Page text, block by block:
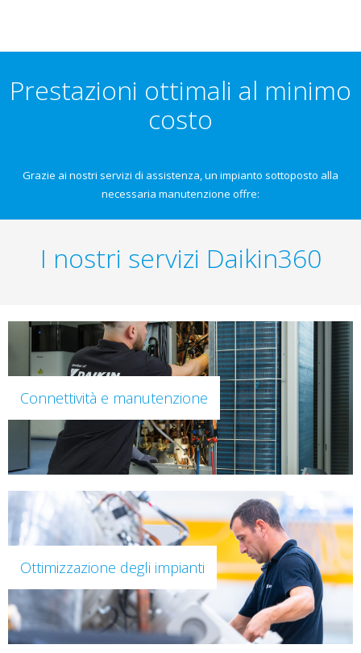
Prestazioni ottimali al minimo
costo
Grazie ai nostri servizi di assistenza, un impianto sottoposto alla
necessaria manutenzione offre:
I nostri servizi Daikin360
Connettività e manutenzione
Ottimizzazione degli impianti